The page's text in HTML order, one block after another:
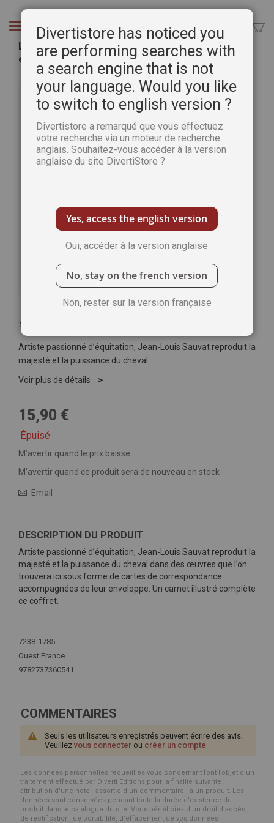
Chercher
Les chevaux de Sauvat - Coffret 12 cartes, 12
enveloppes et 1 carnet
galerie
d’images
Soyez le premier à commenter ce produit
Artiste passionné d’équitation, Jean-Louis Sauvat reproduit la
majesté et la puissance du cheval…
Voir plus de détails
15,90 €
Épuisé
M’avertir quand le prix baisse
M’avertir quand ce produit sera de nouveau en stock
Email
DESCRIPTION DU PRODUIT
Artiste passionné d’équitation, Jean-Louis Sauvat reproduit la
majesté et la puissance du cheval dans des œuvres que l’on
trouvera ici sous forme de cartes de correspondance
accompagnées de leur enveloppe. Un carnet illustré complète
ce coffret.
d'infos
7238-1785
Ouest France
9782737360541
COMMENTAIRES
Seuls les utilisateurs enregistrés peuvent écrire des avis.
Veuillez vous connecter ou créer un compte
Les données personnelles recueillies vous concernant font l’objet d’un
traitement effectué par Diverti Editions pour la finalité suivante :
attribution d'une note - assortie d'un commentaire - à un produit. Les
données sont conservées pendant toute la durée d'existence du
produit dans le catalogue du site. Vous bénéficiez d’un droit d’accès,
de rectification, de portabilité, d’effacement de vos données
Divertistore has noticed you
are performing searches with
a search engine that is not
your language. Would you like
to switch to english version ?
Divertistore a remarqué que vous effectuez
votre recherche via un moteur de recherche
anglais. Souhaitez-vous accéder à la version
anglaise du site DivertiStore ?
Yes, access the english version
Oui, accéder à la version anglaise
No, stay on the french version
Non, rester sur la version française